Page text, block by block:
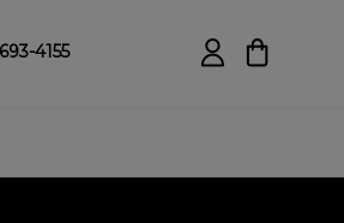
4155